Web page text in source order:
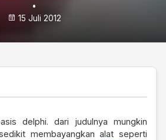
•
15 Juli 2012
delphi. dari judulnya mungkin
membayangkan alat seperti